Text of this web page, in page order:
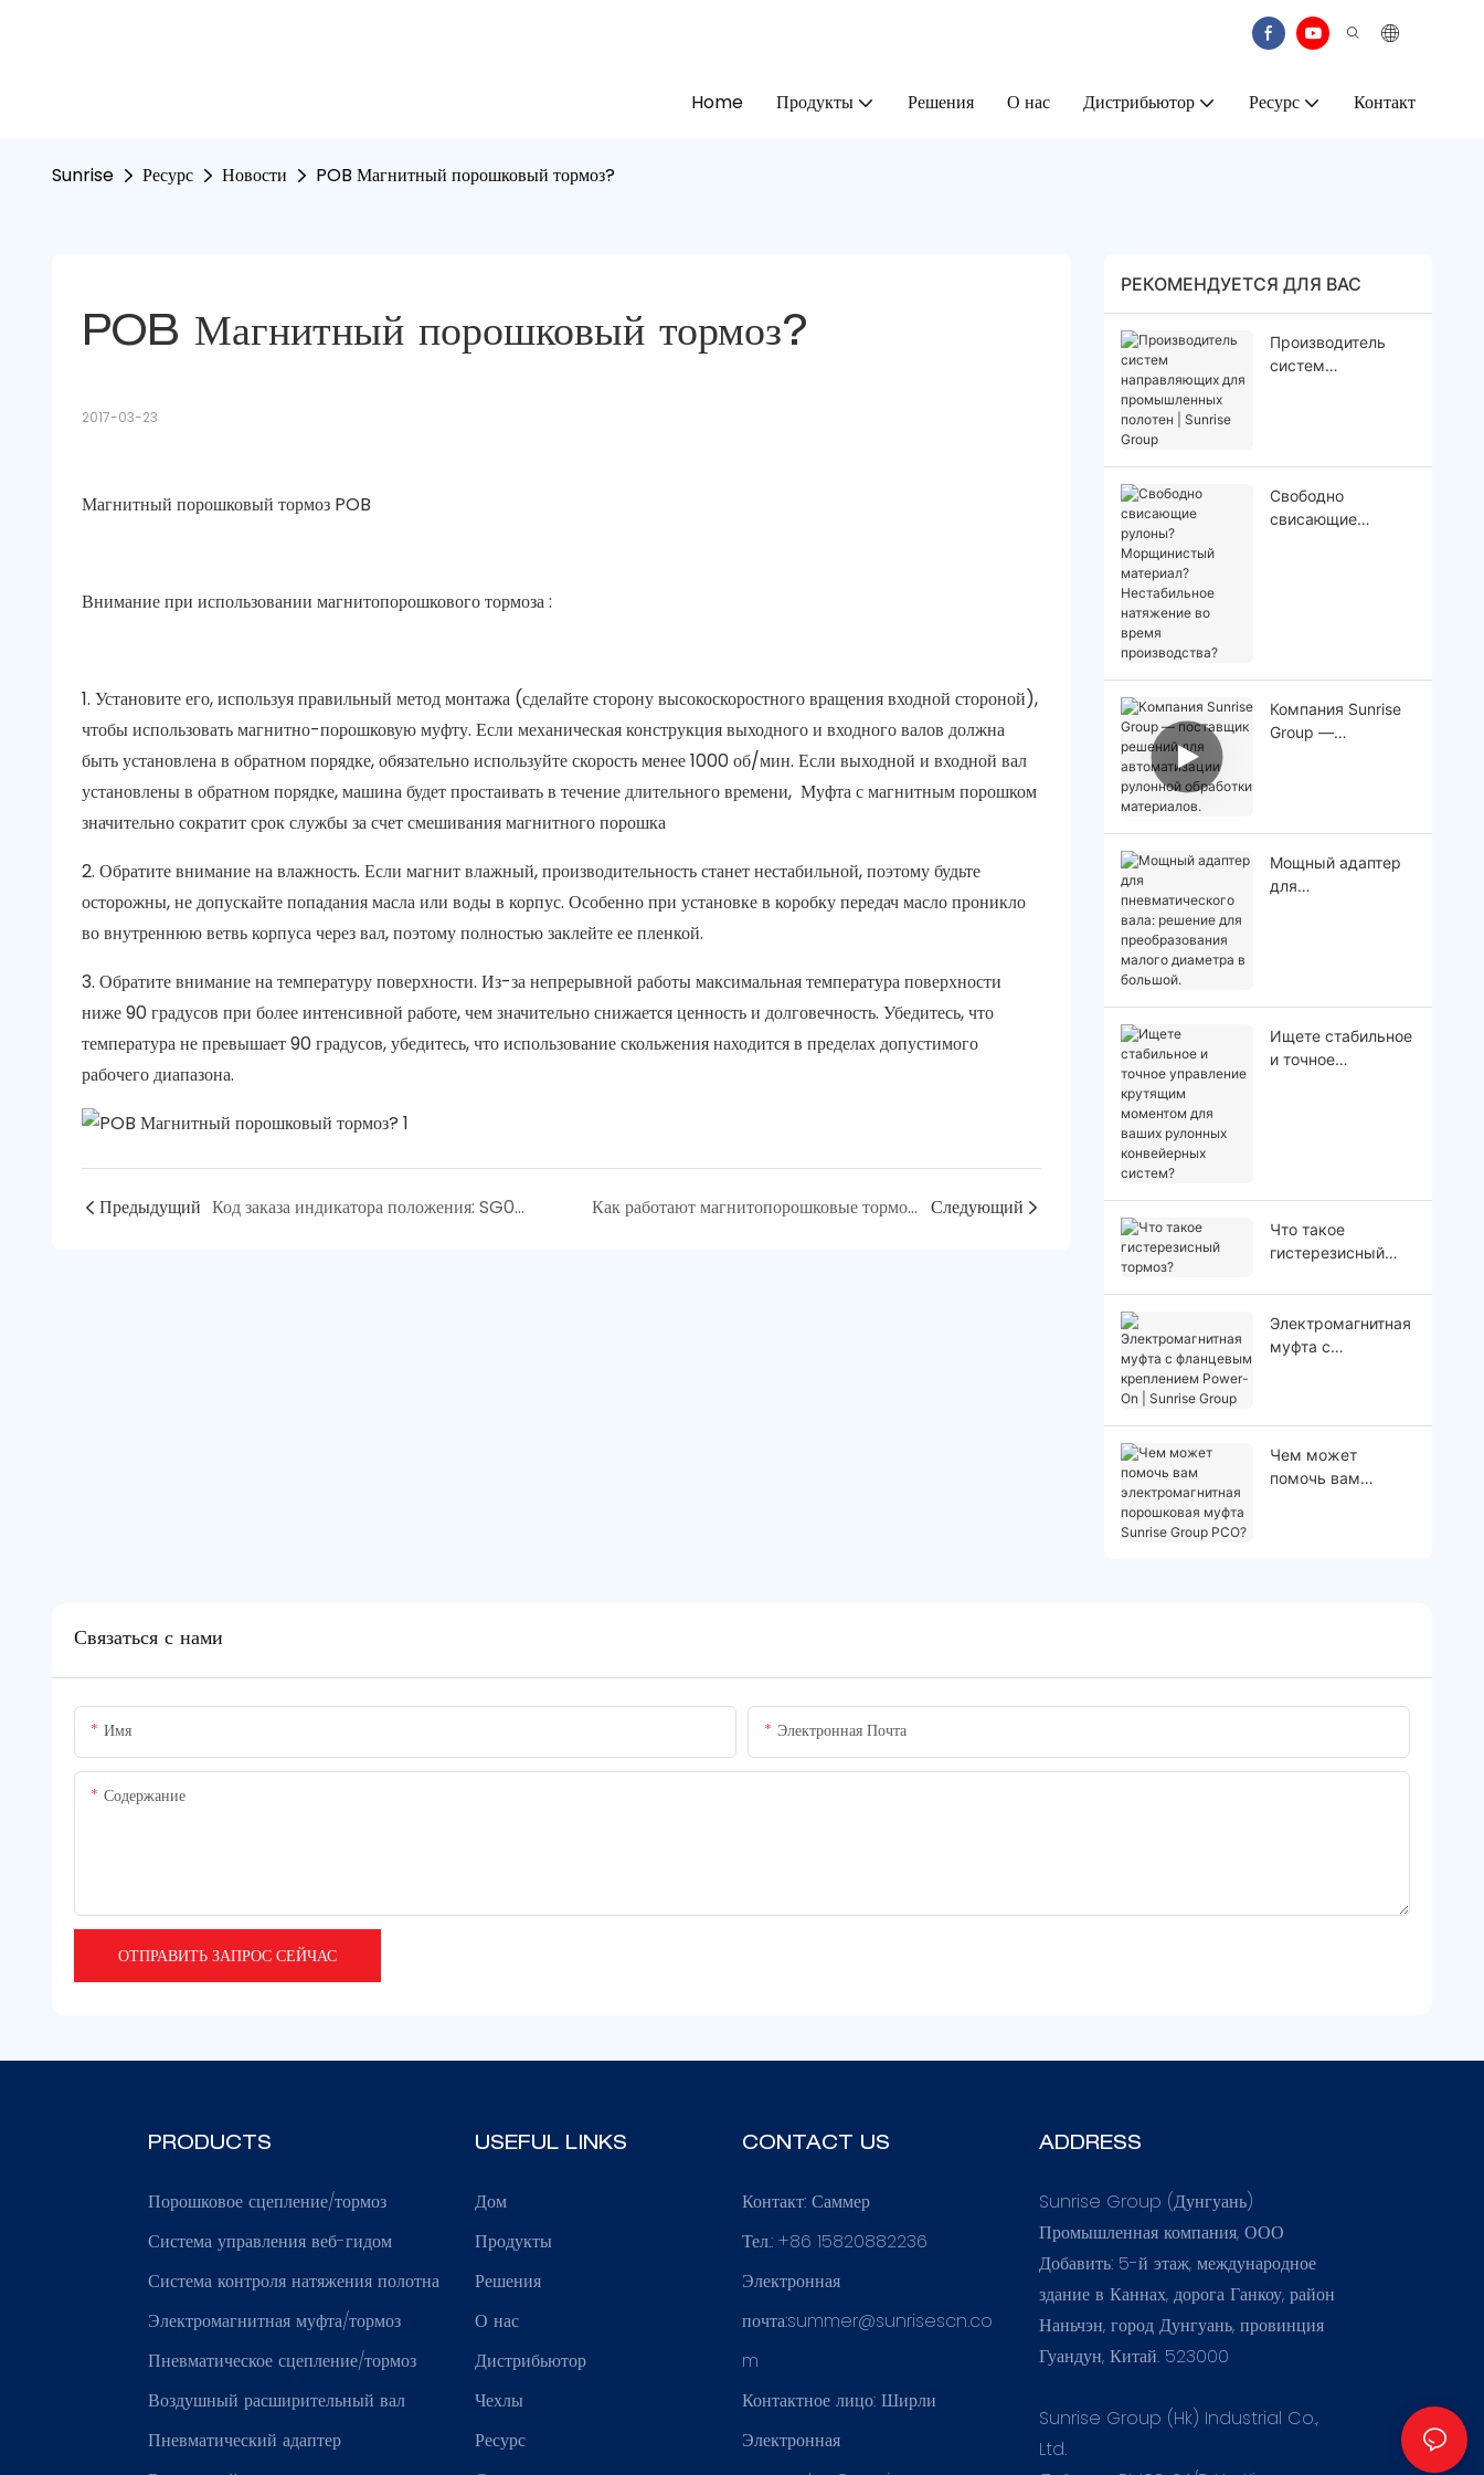
Home Продукты Решения О нас Дистрибьютор Ресурс Контакт
Sunrise Ресурс Новости POB Магнитный порошковый тормоз?
POB Магнитный порошковый тормоз?
2017-03-23
Магнитный порошковый тормоз POB
Внимание при использовании магнитопорошкового тормоза :
1. Установите его, используя правильный метод монтажа (сделайте сторону высокоскоростного вращения входной стороной),
чтобы использовать магнитно-порошковую муфту. Если механическая конструкция выходного и входного валов должна
быть установлена ​​в обратном порядке, обязательно используйте скорость менее 1000 об/мин. Если выходной и входной вал
установлены в обратном порядке, машина будет простаивать в течение длительного времени, Муфта с магнитным порошком
значительно сократит срок службы за счет смешивания магнитного порошка
2. Обратите внимание на влажность. Если магнит влажный, производительность станет нестабильной, поэтому будьте
осторожны, не допускайте попадания масла или воды в корпус. Особенно при установке в коробку передач масло проникло
во внутреннюю ветвь корпуса через вал, поэтому полностью заклейте ее пленкой.
3. Обратите внимание на температуру поверхности. Из-за непрерывной работы максимальная температура поверхности
ниже 90 градусов при более интенсивной работе, чем значительно снижается ценность и долговечность. Убедитесь, что
температура не превышает 90 градусов, убедитесь, что использование скольжения находится в пределах допустимого
рабочего диапазона.
Предыдущий Код заказа индикатора положения: SG0412-1.0-I-14-O-A Как работают магнитопорошковые тормоза? Следующий
РЕКОМЕНДУЕТСЯ ДЛЯ ВАС
Производитель
систем
Свободно
свисающие
производства?
Компания Sunrise
Group —
материалов.
Мощный адаптер
для
Ищете стабильное
и точное
систем?
Что такое
гистерезисный
Электромагнитная
муфта с
Чем может
помочь вам
Связаться с нами
Имя Электронная Почта
Содержание
ОТПРАВИТЬ ЗАПРОС СЕЙЧАС
PRODUCTS
Порошковое сцепление/тормоз
Система управления веб-гидом
Система контроля натяжения полотна
Электромагнитная муфта/тормоз
Пневматическое сцепление/тормоз
Воздушный расширительный вал
Пневматический адаптер
USEFUL LINKS
Дом
Продукты
Решения
О нас
Дистрибьютор
Чехлы
Ресурс
CONTACT US
Контакт: Саммер
Тел.: +86 15820882236
Электронная
почта:summer@sunrisescn.co
m
Контактное лицо: Ширли
Электронная
ADDRESS
Sunrise Group (Дунгуань)
Промышленная компания, ООО
Добавить: 5-й этаж, международное
здание в Каннах, дорога Ганкоу, район
Наньчэн, город Дунгуань, провинция
Гуандун, Китай. 523000
Sunrise Group (Hk) Industrial Co.,
Ltd.